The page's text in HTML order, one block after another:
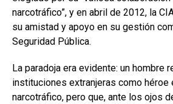
narcotráfico”, y en abril de 2012, la
su amistad y apoyo en su gestión
Seguridad Pública.
La paradoja era evidente: un hombre
instituciones extranjeras como héroe
narcotráfico, pero que, ante los ojos